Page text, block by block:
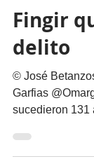
migueldealba5
18 feb 2025
Opinión
Fingir
delito
© José
Garfias